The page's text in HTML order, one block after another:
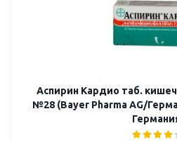
Аспирин Кардио таб.
№28 (Bayer Pharma AG/